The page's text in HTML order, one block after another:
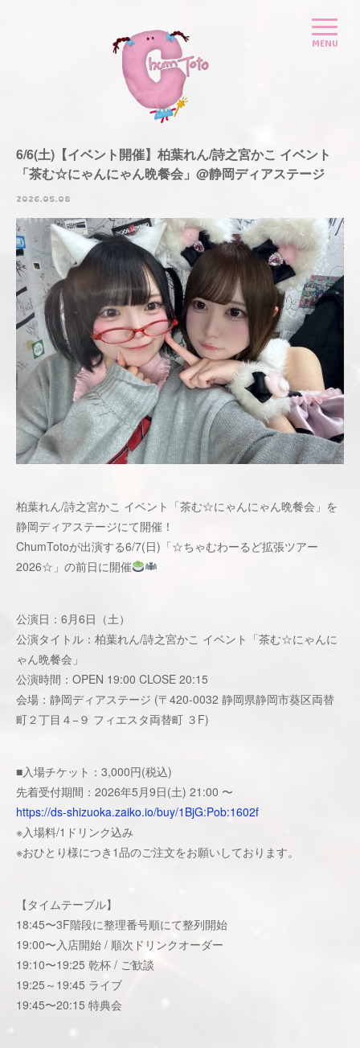
6/6(土)【イベント開催】柏葉れん/詩之宮かこ イベント
「茶む☆にゃんにゃん晩餐会」@静岡ディアステージ
2026.05.08
柏葉れん/詩之宮かこ イベント「茶む☆にゃんにゃん晩餐会」を
静岡ディアステージにて開催！
ChumTotoが出演する6/7(日)「☆ちゃむわーるど拡張ツアー
2026☆」の前日に開催
公演日：6月6日（土）
公演タイトル：柏葉れん/詩之宮かこ イベント「茶む☆にゃんに
ゃん晩餐会」
公演時間：OPEN 19:00 CLOSE 20:15
会場：静岡ディアステージ (〒420-0032 静岡県静岡市葵区両替
町２丁目４−９ フィエスタ両替町 ３F)
■入場チケット：3,000円(税込)
先着受付期間：2026年5月9日(土) 21:00 〜
https://ds-shizuoka.zaiko.io/buy/1BjG:Pob:1602f
※入場料/1ドリンク込み
※おひとり様につき1品のご注文をお願いしております。
【タイムテーブル】
18:45〜3F階段に整理番号順にて整列開始
19:00〜入店開始 / 順次ドリンクオーダー
19:10〜19:25 乾杯 / ご歓談
19:25～19:45 ライブ
19:45〜20:15 特典会